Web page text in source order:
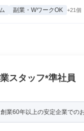
副業・WワークOK +21個
スタッフ*準社員
業60年以上の安定企業での